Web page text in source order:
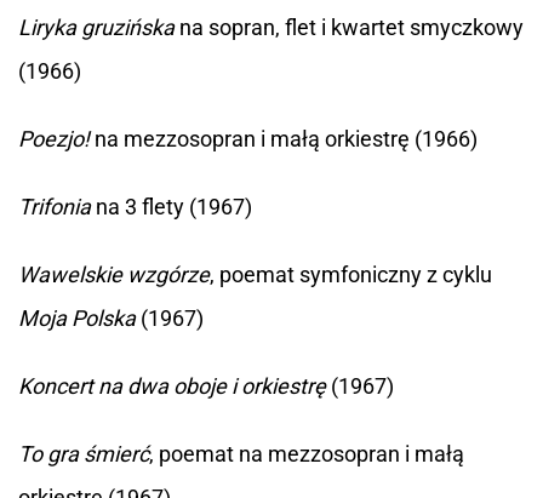
Liryka gruzińskana sopran, flet i kwartet smyczkowy
(1966)
Poezjo!na mezzosopran i małą orkiestrę (1966)
Trifoniana 3 flety (1967)
Wawelskie wzgórze, poemat symfoniczny z cyklu
Moja Polska(1967)
Koncert na dwa oboje i orkiestrę(1967)
To gra śmierć, poemat na mezzosopran i małą